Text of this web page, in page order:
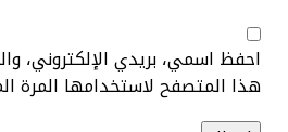
احفظ اسمي، بريدي الإلكتروني،
هذا المتصفح لاستخدامها المرة